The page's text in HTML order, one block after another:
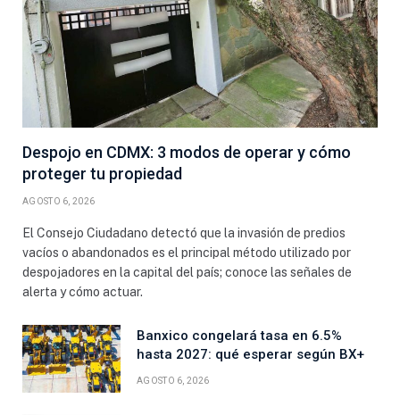
Despojo en CDMX: 3 modos de operar y cómo
proteger tu propiedad
AGOSTO 6, 2026
El Consejo Ciudadano detectó que la invasión de predios
vacíos o abandonados es el principal método utilizado por
despojadores en la capital del país; conoce las señales de
alerta y cómo actuar.
Banxico congelará tasa en 6.5%
hasta 2027: qué esperar según BX+
AGOSTO 6, 2026